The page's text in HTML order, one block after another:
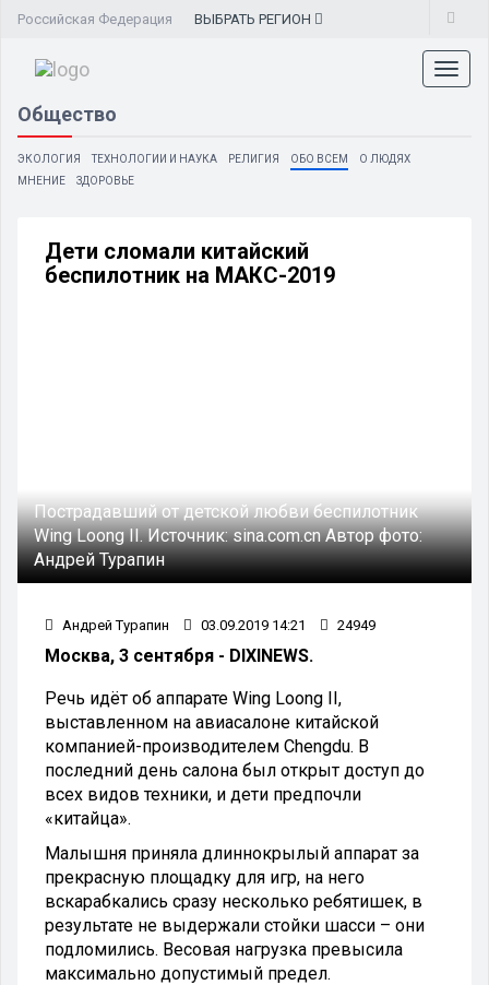
Российская Федерация ВЫБРАТЬ РЕГИОН
Общество
ЭКОЛОГИЯ ТЕХНОЛОГИИ И НАУКА РЕЛИГИЯ ОБО ВСЕМ
О ЛЮДЯХ
МНЕНИЕ
ЗДОРОВЬЕ
Дети сломали китайский
беспилотник на МАКС-2019
Пострадавший от детской любви беспилотник
Wing Loong II.Источник:sina.com.cnАвтор фото:
Андрей Турапин
Андрей Турапин 03.09.2019 14:21 24949
Москва, 3 сентября - DIXINEWS.
Речь идёт об аппарате Wing Loong II,
выставленном на авиасалоне китайской
компанией-производителем Chengdu. В
последний день салона был открыт доступ до
всех видов техники, и дети предпочли
«китайца».
Малышня приняла длиннокрылый аппарат за
прекрасную площадку для игр, на него
вскарабкались сразу несколько ребятишек, в
результате не выдержали стойки шасси – они
подломились. Весовая нагрузка превысила
максимально допустимый предел.